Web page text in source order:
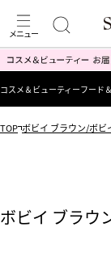
コスメ＆ビューティーフード
TOP ボビイ ブラウン/ボビ
ボビイ ブラウ